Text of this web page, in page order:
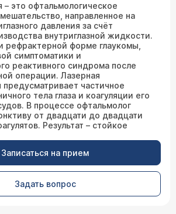
– это офтальмологическое
направленное на
давления за счёт
внутриглазной жидкости.
рефрактерной форме глаукомы,
симптоматики и
реактивного синдрома после
операции. Лазерная
предусматривает частичное
тела глаза и коагуляции его
В процессе офтальмолог
от двадцати до двадцати
Результат – стойкое
Записаться на прием
Задать вопрос